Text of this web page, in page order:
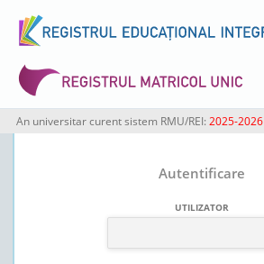
An universitar curent sistem RMU/REI: 2025-2026
Autentificare
UTILIZATOR